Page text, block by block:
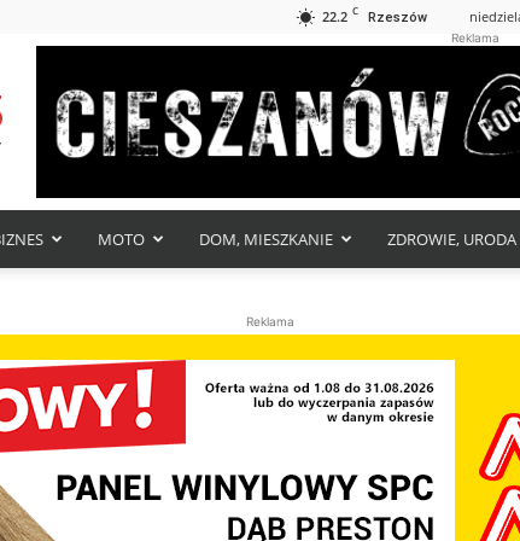
22.2 C Rzeszów
Reklama
MOTO DOM, MIESZKANIE ZDROWIE, URODA
Reklama